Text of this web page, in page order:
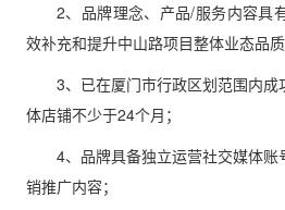
2、品牌理念、产品/服务内容具
效补充和提升中山路项目整体业态品质
3、已在厦门市行政区划范围内
体店铺不少于24个月；
4、品牌具备独立运营社交媒体
销推广内容；